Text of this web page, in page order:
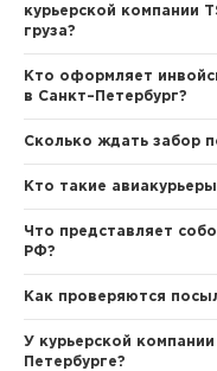
курьерской компании
груза?
Кто оформляет
в Санкт–Петербург?
Сколько ждать забор
Кто такие
Что представляет
РФ?
Как проверяются
У курьерской
Петербурге?